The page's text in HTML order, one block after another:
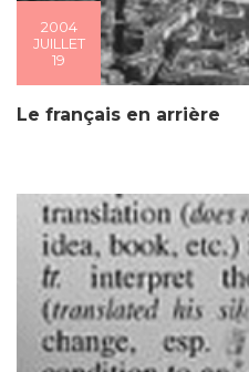
2004
JUILLET
19
Le français en arrière